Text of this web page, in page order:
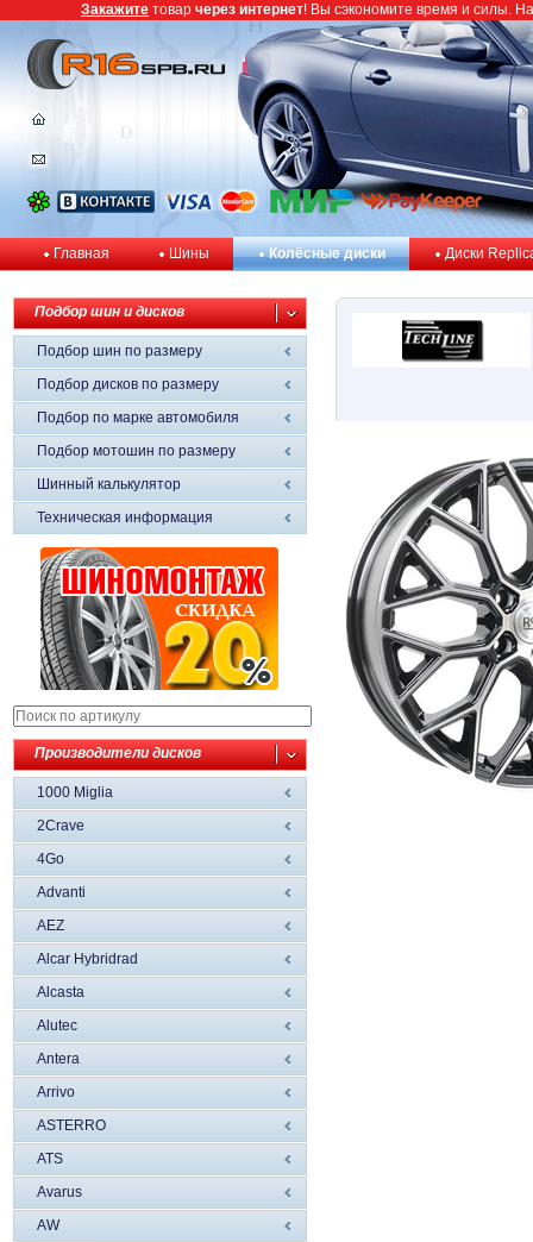
Главная Шины Колёсные диски Диски
Подбор шин и дисков
Подбор шин по размеру
Подбор дисков по размеру
Подбор по марке автомобиля
Подбор мотошин по размеру
Шинный калькулятор
Техническая информация
Производители дисков
1000 Miglia
2Crave
4Go
Advanti
AEZ
Alcar Hybridrad
Alcasta
Alutec
Antera
Arrivo
ASTERRO
ATS
Avarus
AW
Закажите товар через интернет! Вы сэкономите время и силы.